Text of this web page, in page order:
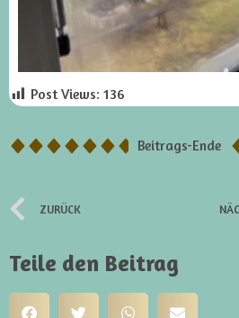
Post Views: 136
Beitrags-Ende
ZURÜCK
Teile den Beitrag